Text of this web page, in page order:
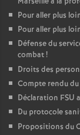
Pour aller plus
Pour aller plus
Défense du
combat!
Droits des
Compte rendu
Déclaration FSU
Du protocole
Propositions du